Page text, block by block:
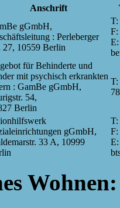
Anschrift
gGmbH,
: Perleberger
27, 10559 Berlin
T:
F:
E:
für Behinderte und
mit psychisch erkrankten
: GamBe gGmbH,
54,
Berlin
T:
gGmbH,
33 A, 10999
T:
F:
E:
Wohnen: